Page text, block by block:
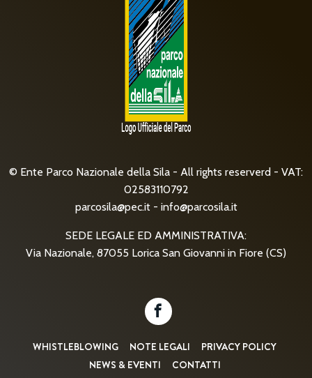
© Ente Parco Nazionale della Sila - All rights reserverd - VAT:
02583110792
parcosila@pec.it- info@parcosila.it
SEDE LEGALE ED AMMINISTRATIVA:
Via Nazionale, 87055 Lorica San Giovanni in Fiore (CS)
WHISTLEBLOWING NOTE LEGALI
PRIVACY POLICY
NEWS & EVENTI
CONTATTI